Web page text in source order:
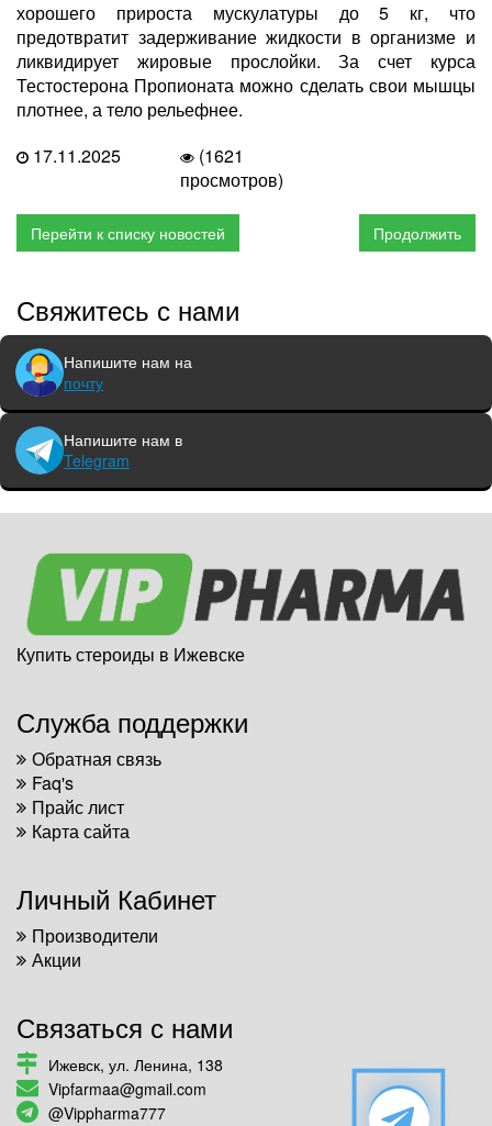
хорошего прироста мускулатуры до 5 кг, что
предотвратит задерживание жидкости в организме и
ликвидирует жировые прослойки. За счет курса
Тестостерона Пропионата можно сделать свои мышцы
плотнее, а тело рельефнее.
17.11.2025
(1621
просмотров)
Перейти к списку новостей Продолжить
Свяжитесь с нами
Напишите нам на
почту
Напишите нам в
Telegram
Купить стероиды в Ижевске
Служба поддержки
Обратная связь
Faq's
Прайс лист
Карта сайта
Личный Кабинет
Производители
Акции
Связаться с нами
Ижевск, ул. Ленина, 138
Vipfarmaa@gmail.com
@Vippharma777